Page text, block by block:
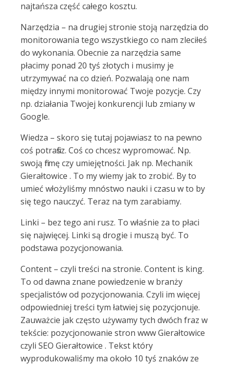
najtańsza część całego kosztu.
Narzędzia – na drugiej stronie stoją narzędzia do
monitorowania tego wszystkiego co nam zleciłeś
do wykonania. Obecnie za narzędzia same
płacimy ponad 20 tyś złotych i musimy je
utrzymywać na co dzień. Pozwalają one nam
między innymi monitorować Twoje pozycje. Czy
np. działania Twojej konkurencji lub zmiany w
Google.
Wiedza – skoro się tutaj pojawiasz to na pewno
coś potrafisz. Coś co chcesz wypromować. Np.
swoją firmę czy umiejętności. Jak np. Mechanik
Gierałtowice . To my wiemy jak to zrobić. By to
umieć włożyliśmy mnóstwo nauki i czasu w to by
się tego nauczyć. Teraz na tym zarabiamy.
Linki – bez tego ani rusz. To właśnie za to płaci
się najwięcej. Linki są drogie i muszą być. To
podstawa pozycjonowania.
Content – czyli treści na stronie. Content is king.
To od dawna znane powiedzenie w branży
specjalistów od pozycjonowania. Czyli im więcej
odpowiedniej treści tym łatwiej się pozycjonuje.
Zauważcie jak często używamy tych dwóch fraz w
tekście: pozycjonowanie stron www Gierałtowice
czyli SEO Gierałtowice . Tekst który
wyprodukowaliśmy ma około 10 tyś znaków ze